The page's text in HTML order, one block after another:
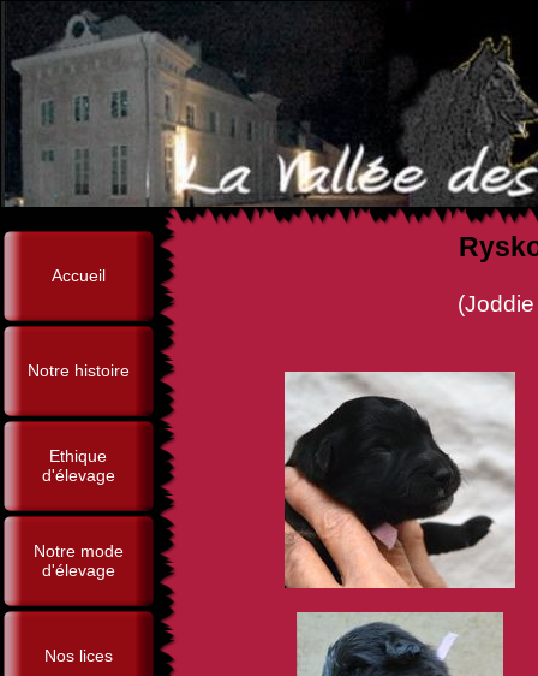
Accueil
Notre histoire
Ethique
d'élevage
Notre mode
d'élevage
Nos lices
(Joddie de la Vallée des